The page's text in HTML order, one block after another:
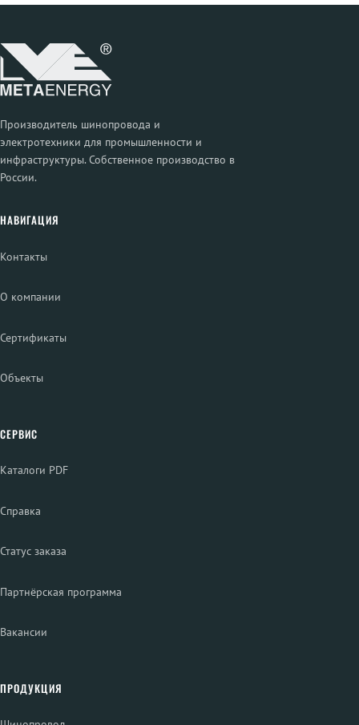
Производитель шинопровода и
электротехники для промышленности и
инфраструктуры. Собственное производство в
России.
НАВИГАЦИЯ
Контакты
О компании
Сертификаты
Объекты
СЕРВИС
Каталоги PDF
Справка
Статус заказа
Партнёрская программа
Вакансии
ПРОДУКЦИЯ